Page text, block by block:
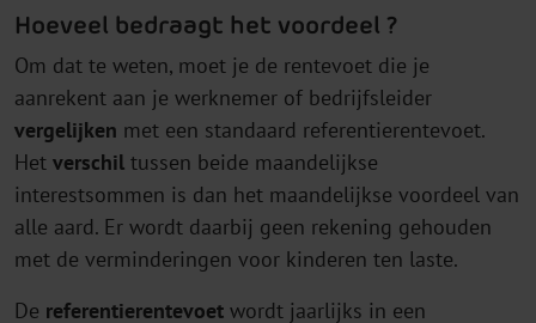
Hoeveel bedraagt het voordeel ?
Om dat te weten, moet je de rentevoet die je
aanrekent aan je werknemer of bedrijfsleider
vergelijken met een standaard referentierentevoet.
Het verschil tussen beide maandelijkse
interestsommen is dan het maandelijkse voordeel van
alle aard. Er wordt daarbij geen rekening gehouden
met de verminderingen voor kinderen ten laste.
De referentierentevoet wordt jaarlijks in een